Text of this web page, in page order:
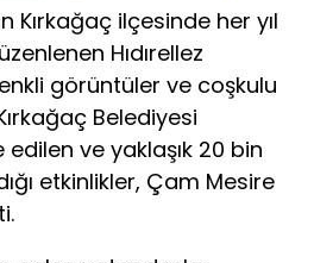
Kırkağaç ilçesinde her yıl
Hıdırellez
görüntüler ve coşkulu
Belediyesi
ve yaklaşık 20 bin
etkinlikler, Çam Mesire